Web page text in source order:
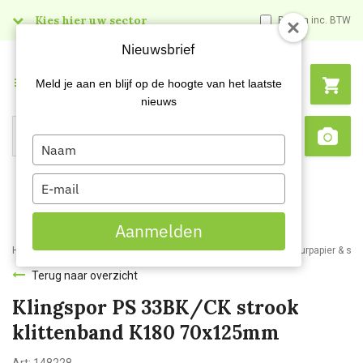
Kies hier uw sector Prijzen inc. BTW
Search
Menu
Home Webshop Schildersartikelen Schuurmaterialen Schuurpapier &
Terug naar overzicht
Klingspor PS 33BK/CK strook
klittenband K180 70x125mm
Nieuwsbrief
Meld je aan en blijf op de hoogte van het laatste
nieuws
Type
your
name
Type
your
email
Aanmelden